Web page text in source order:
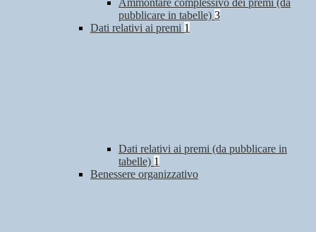
Ammontare complessivo dei premi (da
pubblicare in tabelle) 3
Dati relativi ai premi 1
Dati relativi ai premi (da pubblicare in
tabelle) 1
Benessere organizzativo